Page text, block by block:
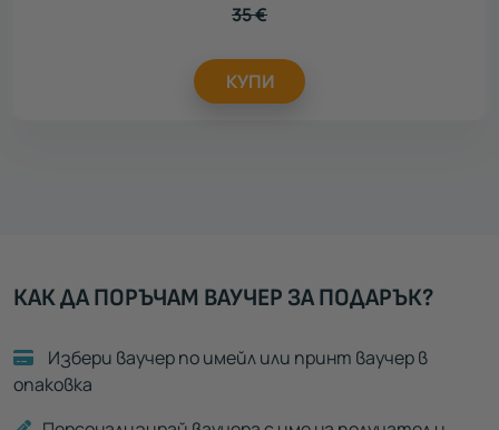
35€
КУПИ
КАК ДА ПОРЪЧАМ ВАУЧЕР ЗА ПОДАРЪК?
Избери ваучер по имейл или принт ваучер в
опаковка